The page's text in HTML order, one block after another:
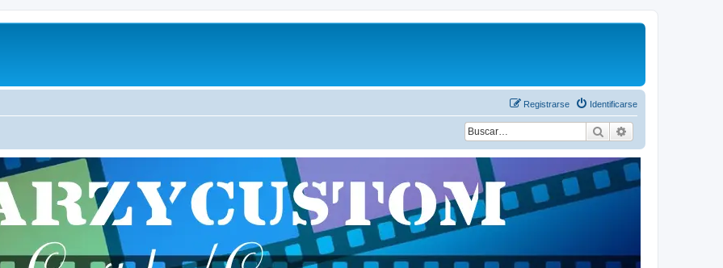
Identificarse
Registrarse
Buscar